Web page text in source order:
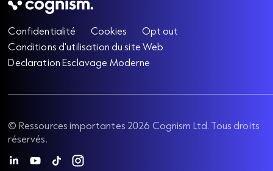
Confidentialité Cookies
Opt out
Conditions d'utilisation du site Web
Declaration Esclavage Moderne
© Ressources importantes 2026 Cognism Ltd. Tous droits
réservés.